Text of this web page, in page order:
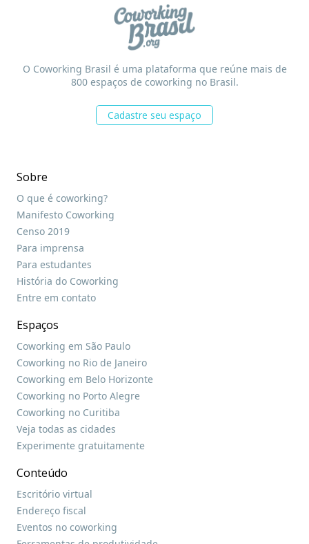
O Coworking Brasil é uma plataforma que reúne mais de
800 espaços de coworking no Brasil.
Cadastre seu espaço
Sobre
O que é coworking?
Manifesto Coworking
Censo 2019
Para imprensa
Para estudantes
História do Coworking
Entre em contato
Espaços
Coworking em São Paulo
Coworking no Rio de Janeiro
Coworking em Belo Horizonte
Coworking no Porto Alegre
Coworking no Curitiba
Veja todas as cidades
Experimente gratuitamente
Conteúdo
Escritório virtual
Endereço fiscal
Eventos no coworking